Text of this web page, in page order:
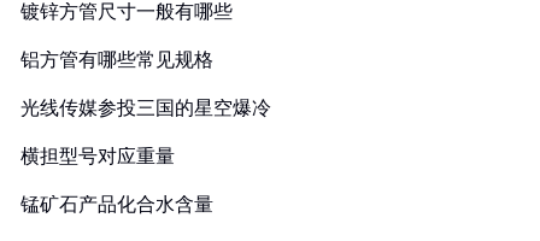
镀锌方管尺寸一般有哪些
铝方管有哪些常见规格
光线传媒参投三国的星空爆冷
横担型号对应重量
锰矿石产品化合水含量